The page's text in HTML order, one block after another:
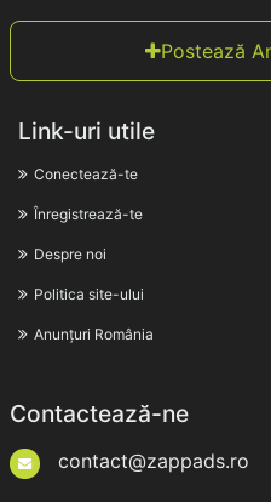
Postează
Link-uri utile
Conectează-te
Înregistrează-te
Despre noi
Politica site-ului
Anunțuri România
Contactează-ne
contact@zappads.ro